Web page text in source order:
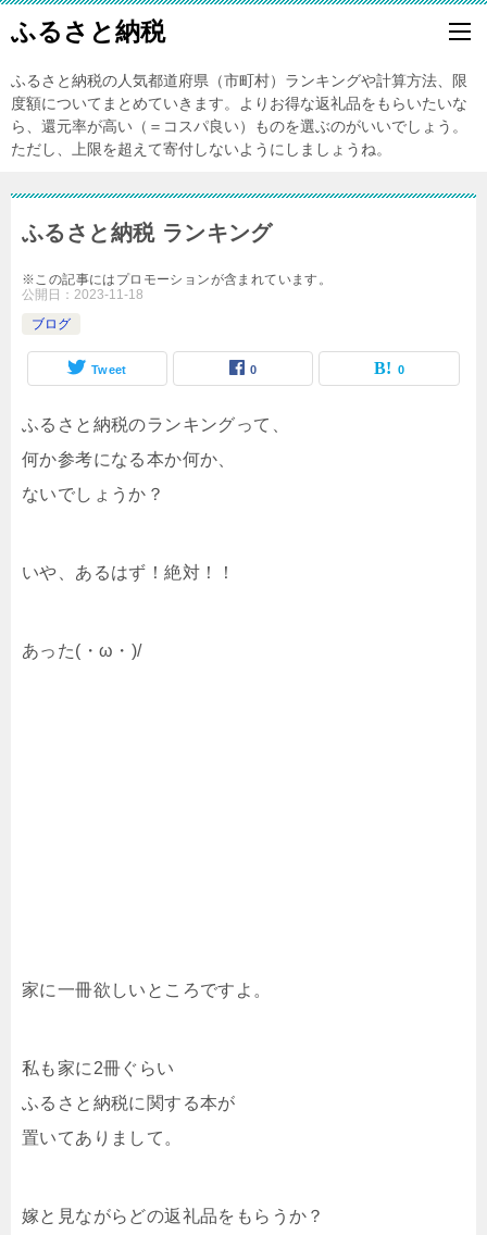
ふるさと納税
ふるさと納税の人気都道府県（市町村）ランキングや計算方法、限
度額についてまとめていきます。よりお得な返礼品をもらいたいな
ら、還元率が高い（＝コスパ良い）ものを選ぶのがいいでしょう。
ただし、上限を超えて寄付しないようにしましょうね。
ふるさと納税 ランキング
※この記事にはプロモーションが含まれています。
公開日： 2023-11-18
ブログ
Tweet 0 0
ふるさと納税のランキングって、
何か参考になる本か何か、
ないでしょうか？
いや、あるはず！絶対！！
あった(・ω・)/
家に一冊欲しいところですよ。
私も家に2冊ぐらい
ふるさと納税に関する本が
置いてありまして。
嫁と見ながらどの返礼品をもらうか？